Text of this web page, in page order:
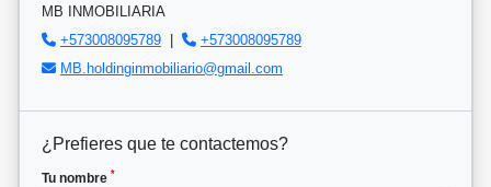
MB INMOBILIARIA
+573008095789 |
+573008095789
MB.holdinginmobiliario@gmail.com
¿Prefieres que te contactemos?
Tu nombre *